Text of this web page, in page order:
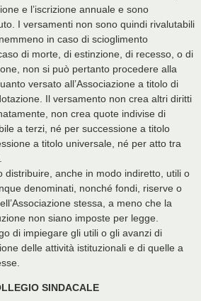
e l’iscrizione annuale e sono
I versamenti non sono quindi rivalutabili
in caso di scioglimento
di morte, di estinzione, di recesso, o di
non si può pertanto procedere alla
versato all’Associazione a titolo di
Il versamento non crea altri diritti
non crea quote indivise di
a terzi, né per successione a titolo
a titolo universale, né per atto tra
distribuire, anche in modo indiretto, utili o
denominati, nonché fondi, riserve o
stessa, a meno che la
non siano imposte per legge.
di impiegare gli utili o gli avanzi di
delle attività istituzionali e di quelle a
SINDACALE